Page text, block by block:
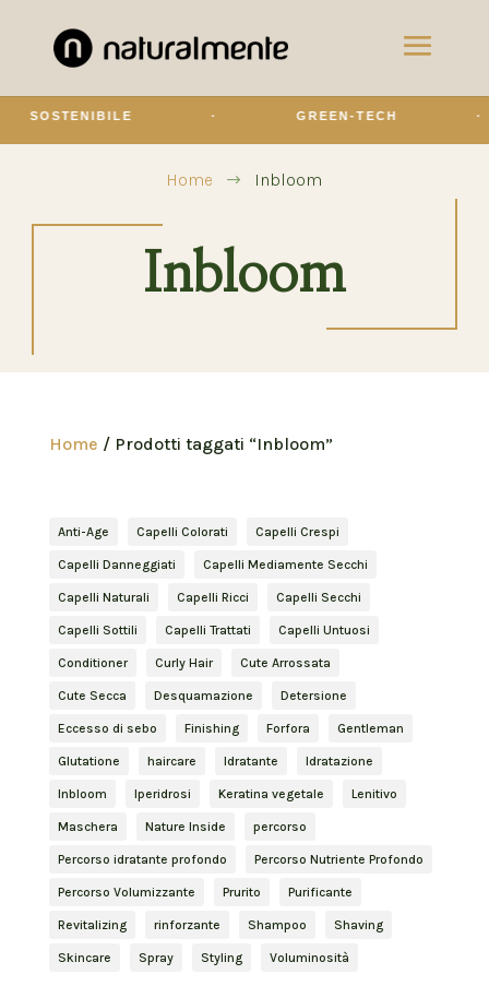
SOSTENIBILE GREEN-TECH
Home $ Inbloom
Inbloom
Home / Prodotti taggati “Inbloom”
Anti-Age Capelli Colorati Capelli Crespi
Capelli Danneggiati Capelli Mediamente Secchi
Capelli Naturali Capelli Ricci Capelli Secchi
Capelli Sottili Capelli Trattati Capelli Untuosi
Conditioner Curly Hair Cute Arrossata
Cute Secca Desquamazione Detersione
Eccesso di sebo Finishing Forfora Gentleman
Glutatione haircare Idratante Idratazione
Inbloom Iperidrosi Keratina vegetale Lenitivo
Maschera Nature Inside percorso
Percorso idratante profondo Percorso Nutriente Profondo
Percorso Volumizzante Prurito Purificante
Revitalizing rinforzante Shampoo Shaving
Skincare Spray Styling Voluminosità